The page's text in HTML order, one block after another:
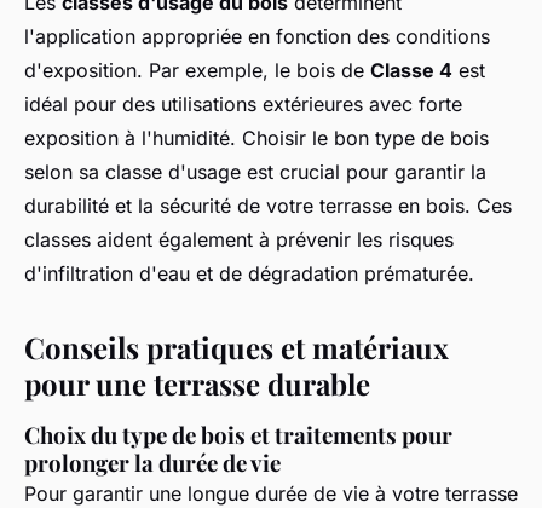
l'application appropriée en fonction des conditions
d'exposition. Par exemple, le bois de Classe 4 est
idéal pour des utilisations extérieures avec forte
exposition à l'humidité. Choisir le bon type de bois
selon sa classe d'usage est crucial pour garantir la
durabilité et la sécurité de votre terrasse en bois. Ces
classes aident également à prévenir les risques
d'infiltration d'eau et de dégradation prématurée.
Conseils pratiques et matériaux
pour une terrasse durable
Choix du type de bois et traitements pour
prolonger la durée de vie
Pour garantir une longue durée de vie à votre terrasse